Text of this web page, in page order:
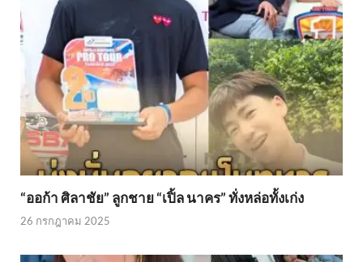
“ออก้า ศิลาชัย” ลูกชาย “เปิ้ล นาคร” ทั่งหล่อทั้งเก่ง
26 กรกฎาคม 2025